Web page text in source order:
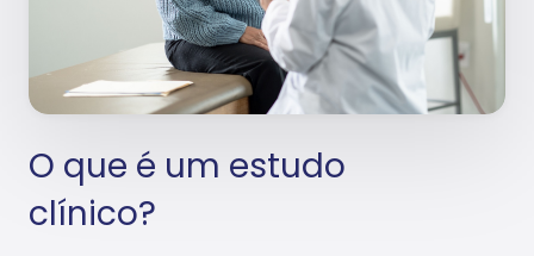
O que é um estudo
clínico?